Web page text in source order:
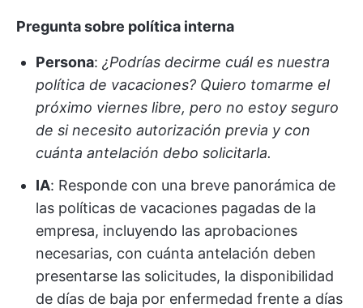
Pregunta sobre política interna
Persona: ¿Podrías decirme cuál es nuestra
política de vacaciones? Quiero tomarme el
próximo viernes libre, pero no estoy seguro
de si necesito autorización previa y con
cuánta antelación debo solicitarla.
IA: Responde con una breve panorámica de
las políticas de vacaciones pagadas de la
empresa, incluyendo las aprobaciones
necesarias, con cuánta antelación deben
presentarse las solicitudes, la disponibilidad
de días de baja por enfermedad frente a días